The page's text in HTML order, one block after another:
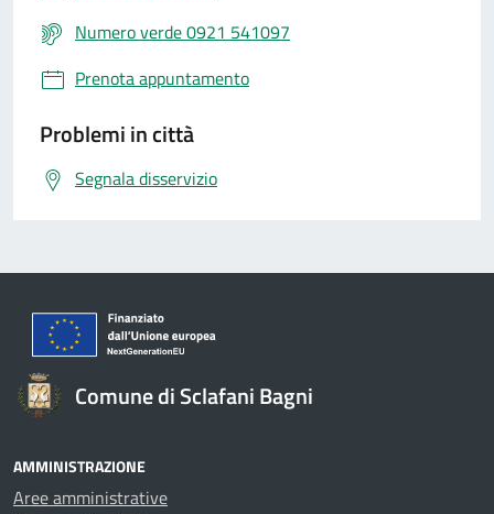
Numero verde 0921 541097
Prenota appuntamento
Problemi in città
Segnala disservizio
Comune di Sclafani Bagni
AMMINISTRAZIONE
Aree amministrative